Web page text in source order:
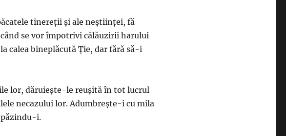
tinereţii şi ale neştiinţei, fă
se vor împotrivi călăuzirii harului
bineplăcută Ţie, dar fără să-i
lor, dăruieşte-le reuşită în tot lucrul
necazului lor. Adumbreşte-i cu mila
păzindu-i.